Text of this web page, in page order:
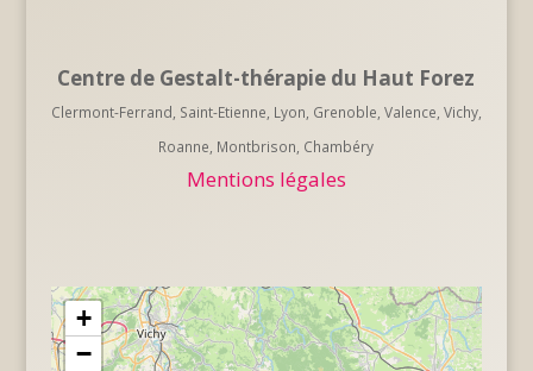
Centre de Gestalt-thérapie du Haut Forez
Clermont-Ferrand, Saint-Etienne, Lyon, Grenoble, Valence, Vichy,
Roanne, Montbrison, Chambéry
Mentions légales
+
−